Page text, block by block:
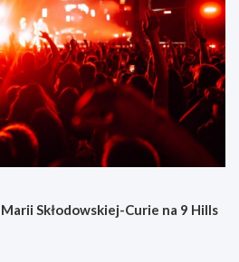
Skłodowskiej-Curie na 9 Hills